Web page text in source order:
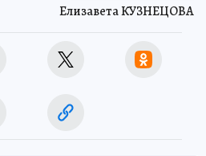
Елизавета КУЗНЕЦОВА